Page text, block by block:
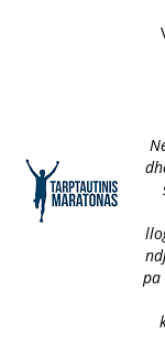
pa